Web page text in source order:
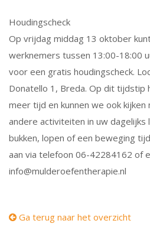
Houdingscheck
Op vrijdag middag 13 oktober
werknemers tussen 13:00-18:00
voor een gratis houdingscheck.
Donatello 1, Breda. Op dit tijdstip
meer tijd en kunnen we ook
andere activiteiten in uw dagelijks
bukken, lopen of een beweging
aan via telefoon 06-42284162 of
info@mulderoefentherapie.nl
Ga terug naar het overzicht